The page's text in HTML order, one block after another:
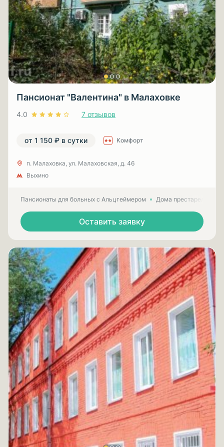
Пансионат "Валентина" в Малаховке
4.0 7 отзывов
от 1 150 ₽ в сутки Комфорт
п. Малаховка, ул. Малаховская, д. 46
Выхино
Пансионаты для больных с Альцгеймером Дома престарелых
Оставить заявку